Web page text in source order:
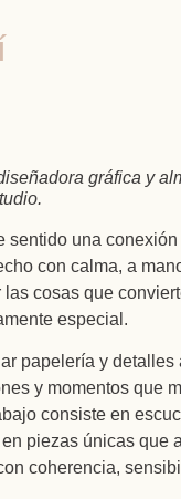
gráfica y
sentido una
con calma, a
las cosas que
especial.
papelería y detalles
y momentos que
consiste en
piezas únicas que
coherencia,